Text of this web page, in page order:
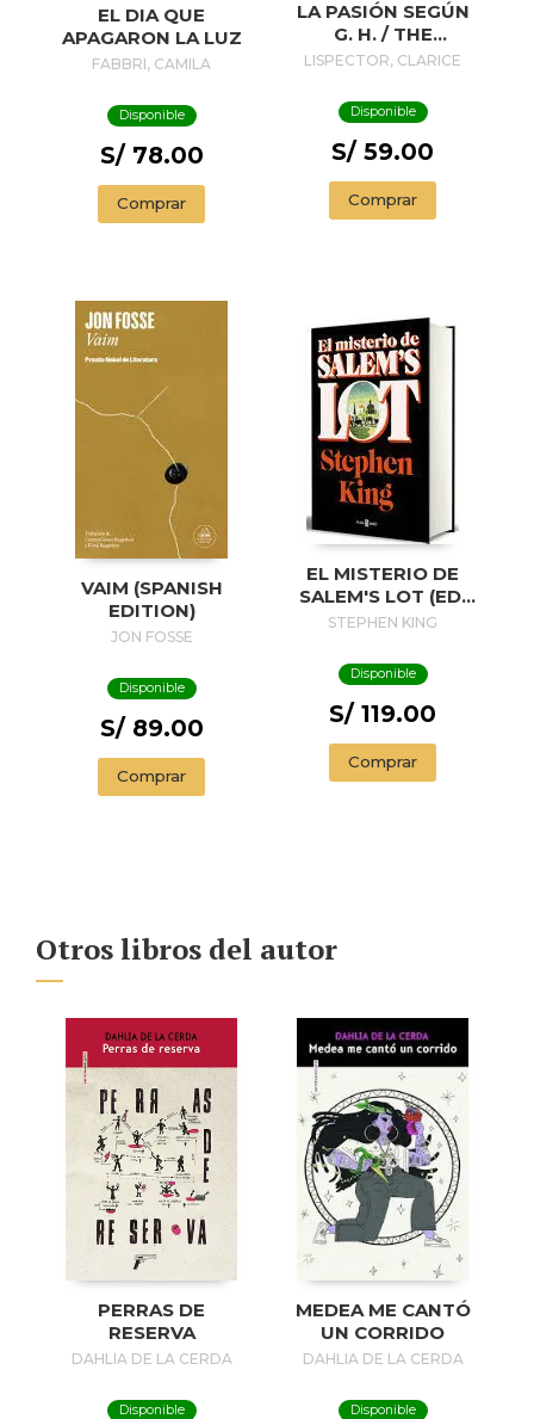
EL DIA QUE
APAGARON LA LUZ
FABBRI, CAMILA
Disponible
S/ 78.00
Comprar
LA PASIÓN SEGÚN
G. H. / THE
PASSION
H.
LISPECTOR, CLARICE
Disponible
S/ 59.00
Comprar
VAIM (SPANISH
EDITION)
JON FOSSE
Disponible
S/ 89.00
Comprar
EL MISTERIO DE
SALEM'S LOT (ED.
50 ANIVERSARIO) /
STEPHEN KING
Disponible
S/ 119.00
Comprar
Otros libros del autor
PERRAS DE
RESERVA
DAHLIA DE LA CERDA
Disponible
MEDEA ME CANTÓ
UN CORRIDO
DAHLIA DE LA CERDA
Disponible